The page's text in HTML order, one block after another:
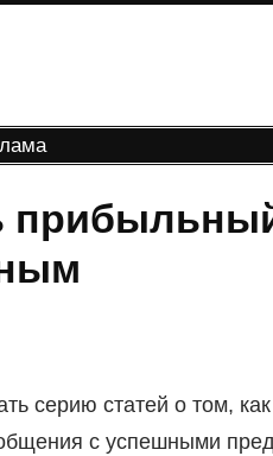
серию статей о том,
с успешными